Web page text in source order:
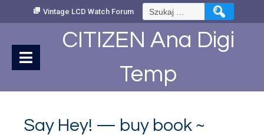
Vintage LCD Watch Forum Szukaj:
CITIZEN Ana Digi
Temp
Say Hey! — buy book ~